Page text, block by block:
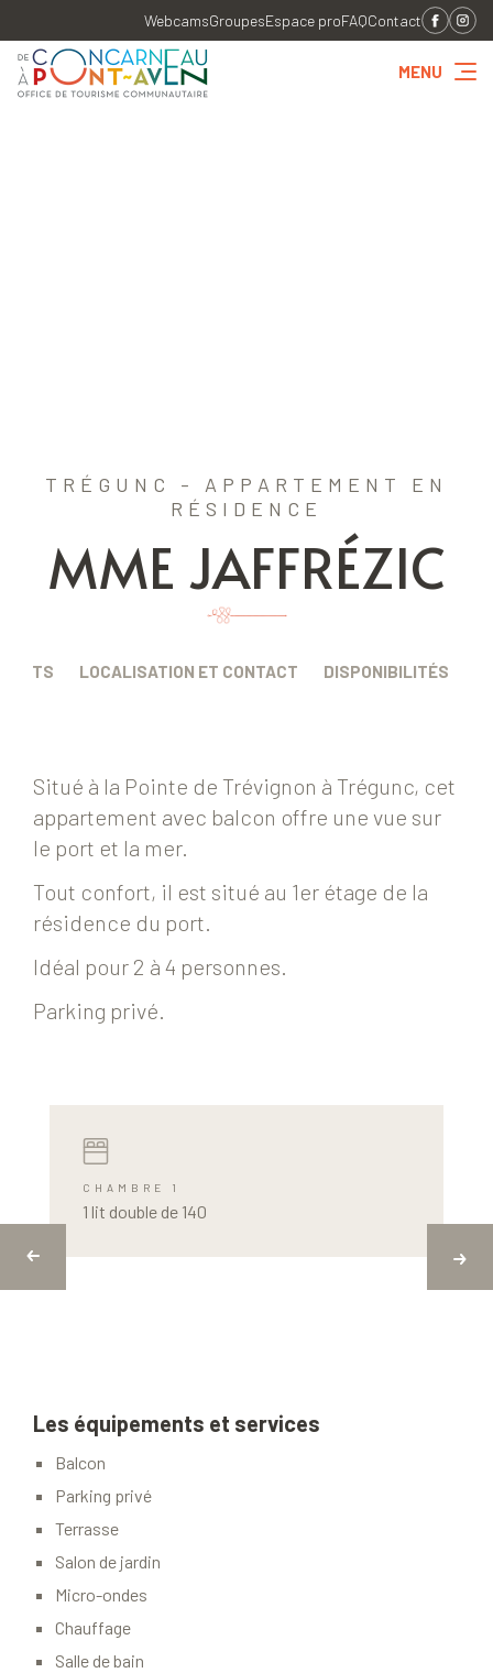
WebcamsGroupesEspace proFAQContact
MENU
TRÉGUNC - APPARTEMENT EN
RÉSIDENCE
MME JAFFRÉZIC
LOCALISATION ET CONTACT DISPONIBILITÉS
Situé à la Pointe de Trévignon à Trégunc, cet
appartement avec balcon offre une vue sur
le port et la mer.
Tout confort, il est situé au 1er étage de la
résidence du port.
Idéal pour 2 à 4 personnes.
Parking privé.
CHAMBRE 1
1 lit double de 140
Les équipements et services
Balcon
Parking privé
Terrasse
Salon de jardin
Micro-ondes
Chauffage
Salle de bain